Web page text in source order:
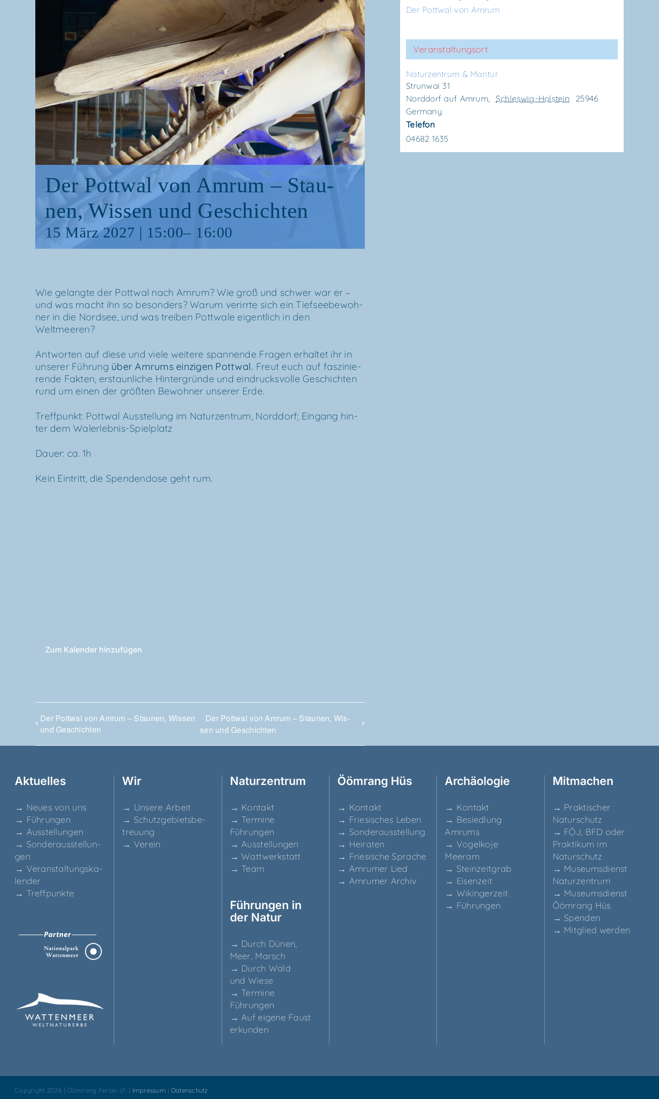
Der Pott­wal von Amrum – Stau­
nen, Wis­sen und Geschichten
15 März 2027 | 15:00– 16:00
Wie gelang­te der Pott­wal nach Amrum? Wie groß und schwer war er –
und was macht ihn so beson­ders? War­um ver­irr­te sich ein Tief­see­be­woh­
ner in die Nord­see, und was trei­ben Pott­wa­le eigent­lich in den
Weltmeeren?
Ant­wor­ten auf die­se und vie­le wei­te­re span­nen­de Fra­gen erhal­tet ihr in
unse­rer Füh­rung über Amrums ein­zi­gen Pott­wal. Freut euch auf fas­zi­nie­
ren­de Fak­ten, erstaun­li­che Hin­ter­grün­de und ein­drucks­vol­le Geschich­ten
rund um einen der größ­ten Bewoh­ner unse­rer Erde.
Treff­punkt: Pott­wal Aus­stel­lung im Natur­zen­trum, Nord­dorf; Ein­gang hin­
ter dem Walerlebnis-Spielplatz
Dau­er: ca. 1h
Kein Ein­tritt, die Spen­den­do­se geht rum.
Zum Kalender hinzufügen
Der Pott­wal von Amrum – Stau­nen, Wis­sen
und Geschichten
Der Pott­wal von Amrum – Stau­nen, Wis­
sen und Geschichten
Der Pottwal von Amrum
Veranstaltungsort
Natur­zen­trum & Maritur
Strunwai 31
Norddorf auf Amrum
Schleswig-Holstein
25946
Germany
Telefon
04682 1635
Aktu­el­les
→ Neu­es von uns
→ Füh­run­gen
→ Aus­stel­lun­gen
→ Son­der­aus­stel­lun­
gen
→ Ver­an­stal­tungs­ka­
len­der
→ Treff­punk­te
Wir
→ Unse­re Arbeit
→ Schutz­ge­biets­be­
treu­ung
→ Ver­ein
Natur­zen­trum
→ Kon­takt
→ Ter­mi­ne
Führungen
→ Aus­stel­lun­gen
→ Watt­werk­statt
→ Team
Füh­run­gen in
der Natur
→ Durch Dünen,
Meer, Marsch
→ Durch Wald
und Wiese
→ Ter­mi­ne
Führungen
→ Auf eige­ne Faust
erkunden
Ööm­rang Hüs
→ Kon­takt
→ Frie­si­sches Leben
→ Son­der­aus­stel­lung
→ Hei­ra­ten
→ Frie­si­sche Sprache
→ Amru­mer Lied
→ Amru­mer Archiv
Archäo­lo­gie
→ Kon­takt
→ Besied­lung
Amrums
→ Vogel­ko­je
Meeram
→ Stein­zeit­grab
→ Eisen­zeit
→ Wikin­ger­zeit
→ Füh­run­gen
Mit­ma­chen
→ Prak­ti­scher
Naturschutz
→ FÖJ, BFD oder
Prak­ti­kum im
Naturschutz
→ Muse­ums­dienst
Naturzentrum
→ Muse­ums­dienst
Ööm­rang Hüs
→ Spen­den
→ Mit­glied werden
Copyright 2026 | Öömrang Ferian i.F. | Impressum | Datenschutz